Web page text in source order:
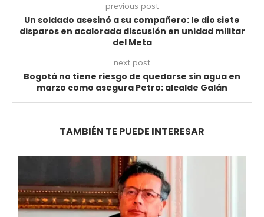
previous post
Un soldado asesinó a su compañero: le dio siete
disparos en acalorada discusión en unidad militar
del Meta
next post
Bogotá no tiene riesgo de quedarse sin agua en
marzo como asegura Petro: alcalde Galán
TAMBIÉN TE PUEDE INTERESAR